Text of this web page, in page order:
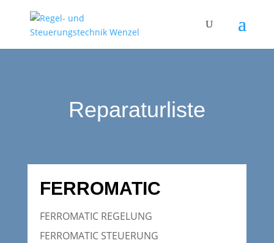
Reparaturliste
FERROMATIC
FERROMATIC REGELUNG
FERROMATIC STEUERUNG